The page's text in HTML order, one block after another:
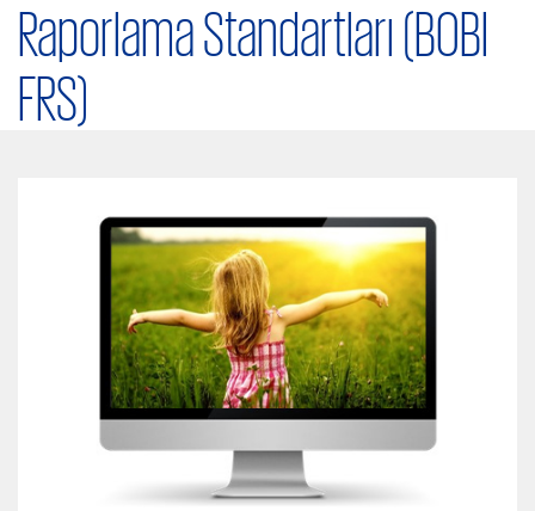
Raporlama Standartları (BOBI
FRS)